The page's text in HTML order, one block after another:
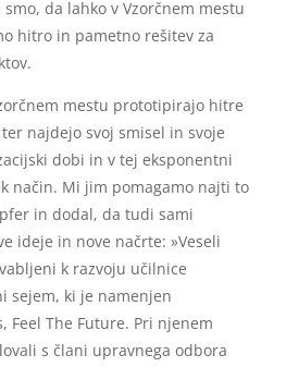
da lahko v Vzorčnem mestu
hitro in pametno rešitev za
mestu prototipirajo hitre
najdejo svoj smisel in svoje
dobi in v tej eksponentni
način. Mi jim pomagamo najti to
in dodal, da tudi sami
ideje in nove načrte: »Veseli
k razvoju učilnice
sejem, ki je namenjen
Feel The Future. Pri njenem
s člani upravnega odbora